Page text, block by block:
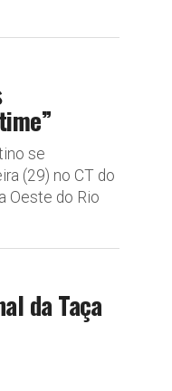
se
(29) no CT do
Oeste do Rio
da Taça